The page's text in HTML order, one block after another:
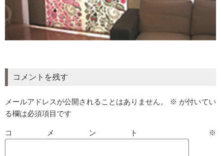
コメントを残す
メールアドレスが公開されることはありません。 ※ が付いてい
る欄は必須項目です
コメント ※